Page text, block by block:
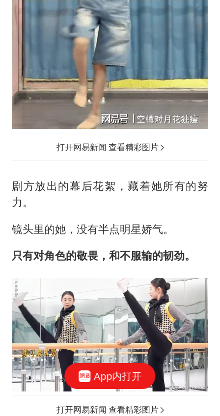
打开网易新闻 查看精彩图片
剧方放出的幕后花絮，藏着她所有的努
力。
镜头里的她，没有半点明星娇气。
只有对角色的敬畏，和不服输的韧劲。
打开网易新闻 查看精彩图片
App内打开